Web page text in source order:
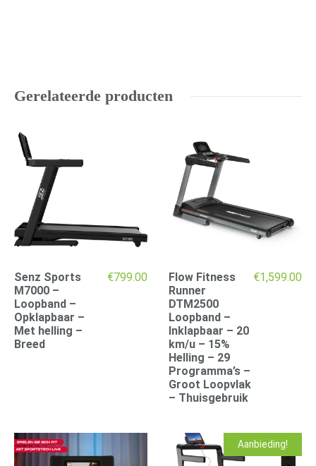
Gerelateerde producten
Senz Sports
M7000 –
Loopband –
Opklapbaar –
Met helling –
Breed
€799.00
Flow Fitness
Runner
DTM2500
Loopband –
Inklapbaar – 20
km/u – 15%
Helling – 29
Programma’s –
Groot Loopvlak
– Thuisgebruik
€1,599.00
Aanbieding!